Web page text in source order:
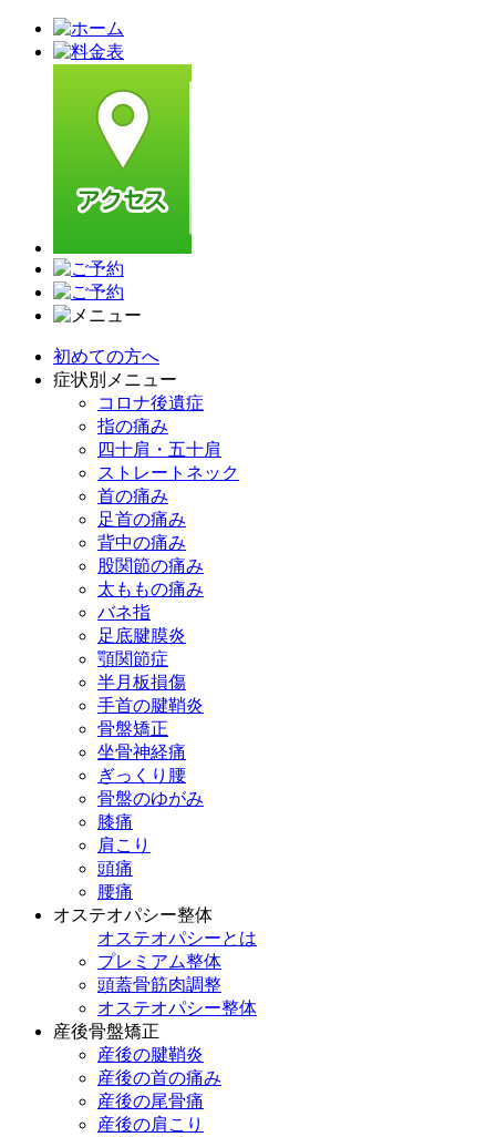
初めての方へ
症状別メニュー
コロナ後遺症
指の痛み
四十肩・五十肩
ストレートネック
首の痛み
足首の痛み
背中の痛み
股関節の痛み
太ももの痛み
バネ指
足底腱膜炎
顎関節症
半月板損傷
手首の腱鞘炎
骨盤矯正
坐骨神経痛
ぎっくり腰
骨盤のゆがみ
膝痛
肩こり
頭痛
腰痛
オステオパシー整体
オステオパシーとは
プレミアム整体
頭蓋骨筋肉調整
オステオパシー整体
産後骨盤矯正
産後の腱鞘炎
産後の首の痛み
産後の尾骨痛
産後の肩こり